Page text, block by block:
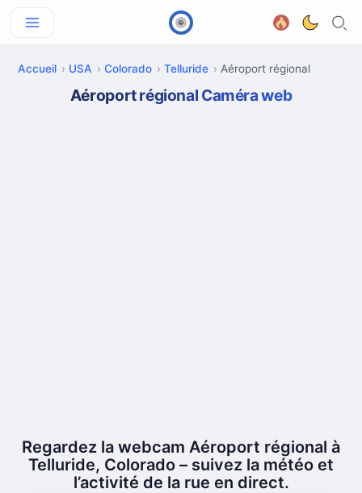
Accueil USA Colorado Telluride Aéroport régional
Aéroport régional Caméra web
Regardez la webcam Aéroport régional à
Telluride, Colorado – suivez la météo et
l’activité de la rue en direct.